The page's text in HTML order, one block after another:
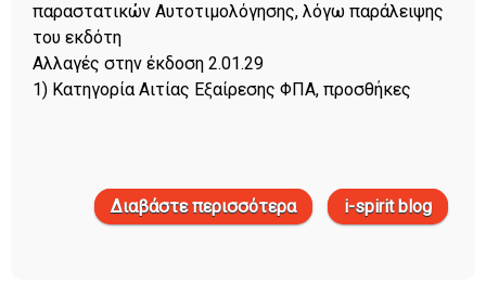
παραστατικών Αυτοτιμολόγησης, λόγω παράλειψης
του εκδότη
Αλλαγές στην έκδοση 2.01.29
1) Κατηγορία Αιτίας Εξαίρεσης ΦΠΑ, προσθήκες
Διαβάστε περισσότερα
για i-spirit version news
έκδοση 2.01.30
i-spirit blog